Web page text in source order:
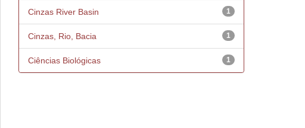
1
Cinzas River Basin
1
Cinzas, Rio, Bacia
1
Ciências Biológicas